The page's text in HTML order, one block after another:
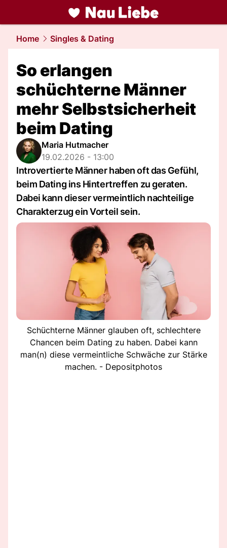
liebe.NAU.ch
Home Singles & Dating
So erlangen
schüchterne Männer
mehr Selbstsicherheit
beim Dating
Maria Hutmacher
19.02.2026 - 13:00
Introvertierte Männer haben oft das Gefühl,
beim Dating ins Hintertreffen zu geraten.
Dabei kann dieser vermeintlich nachteilige
Charakterzug ein Vorteil sein.
Schüchterne Männer glauben oft, schlechtere
Chancen beim Dating zu haben. Dabei kann
man(n) diese vermeintliche Schwäche zur Stärke
machen. - Depositphotos